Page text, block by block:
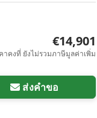
€14,901
าคงที่ ยังไม่รวมภาษีมูลค่าเพิ่ม
ส่งคำขอ